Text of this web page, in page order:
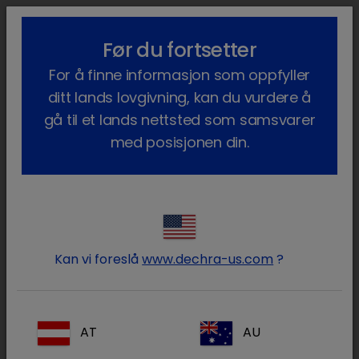
lock_outline search menu
Hypertyreose hos katt
Sykdomsinformasjon
Hypertyreose hos katter
Katter med en overaktiv skjoldbruskkjertel har et
spise mye for å dekke dette energibehovet.
Før du fortsetter
For å finne informasjon som oppfyller
ditt lands lovgivning, kan du vurdere å
gå til et lands nettsted som samsvarer
med posisjonen din.
Kan vi foreslåwww.dechra-us.com ?
AT AU